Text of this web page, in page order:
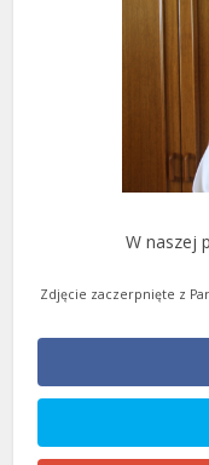
W naszej
Zdjęcie zaczerpnięte z